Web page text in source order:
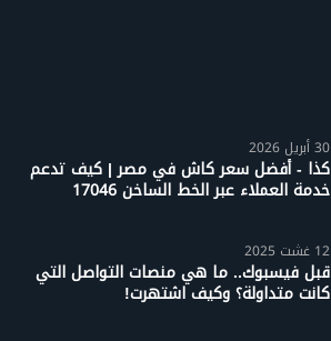
30 أبريل 2026
كذا - أفضل سعر كاش في مصر | كيف تدعم
خدمة العملاء عبر الخط الساخن 17046
12 غشت 2025
قبل فيسبوك.. ما هي منصات التواصل التي
كانت متداولة؟ وكيف اشتهرت!